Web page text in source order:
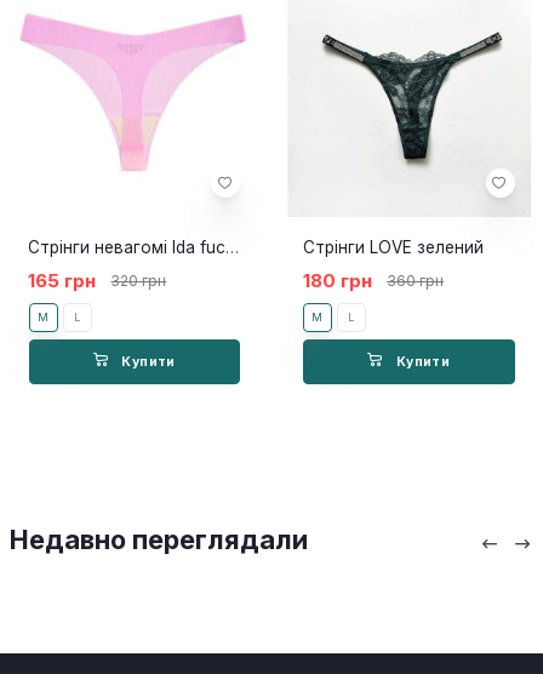
Стрінги невагомі Ida fuchsia
165 грн 320 грн
M L
Купити
Стрінги LOVE зелений
180 грн 360 грн
M L
Купити
Недавно переглядали